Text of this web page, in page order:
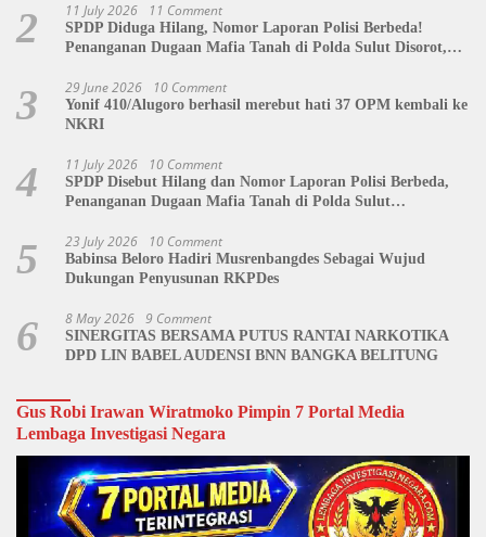
2 11 July 2026 11 Comment
SPDP Diduga Hilang, Nomor Laporan Polisi Berbeda!
Penanganan Dugaan Mafia Tanah di Polda Sulut Disorot,
3 29 June 2026 10 Comment
Yonif 410/Alugoro berhasil merebut hati 37 OPM kembali ke
NKRI
4 11 July 2026 10 Comment
SPDP Disebut Hilang dan Nomor Laporan Polisi Berbeda,
Penanganan Dugaan Mafia Tanah di Polda Sulut
5 23 July 2026 10 Comment
Babinsa Beloro Hadiri Musrenbangdes Sebagai Wujud
Dukungan Penyusunan RKPDes
6 8 May 2026 9 Comment
SINERGITAS BERSAMA PUTUS RANTAI NARKOTIKA
DPD LIN BABEL AUDENSI BNN BANGKA BELITUNG
Gus Robi Irawan Wiratmoko Pimpin 7 Portal Media
Lembaga Investigasi Negara
Video
Player